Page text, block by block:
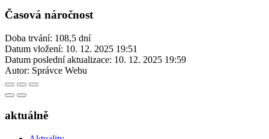
Časová náročnost
Doba trvání: 108,5 dní
Datum vložení: 10. 12. 2025 19:51
Datum poslední aktualizace: 10. 12. 2025 19:59
Autor: Správce Webu
aktuálně